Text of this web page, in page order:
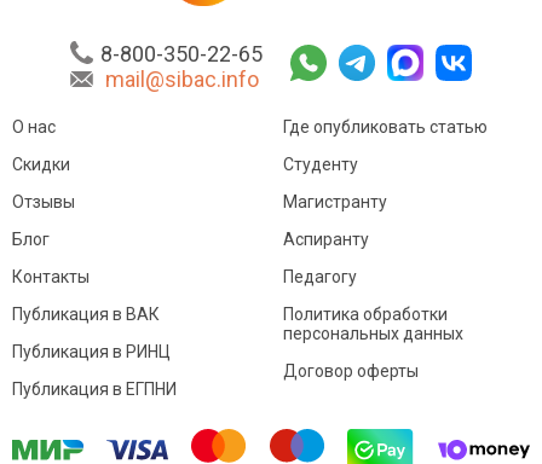
8-800-350-22-65
mail@sibac.info
О нас
Скидки
Отзывы
Блог
Контакты
Где опубликовать статью
Студенту
Магистранту
Аспиранту
Педагогу
Публикация в ВАК
Публикация в РИНЦ
Публикация в ЕГПНИ
Политика обработки
персональных данных
Договор оферты